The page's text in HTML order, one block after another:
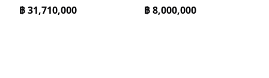
฿31,710,000
฿8,000,000